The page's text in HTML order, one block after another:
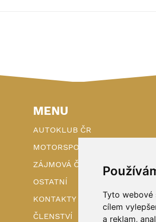
Tyto webové
cílem
a reklam,
MENU
AUTOKLUB ČR
MOTORSPORT
ZÁJMOVÁ ČINNOST
OSTATNÍ
KONTAKTY
ČLENSTVÍ